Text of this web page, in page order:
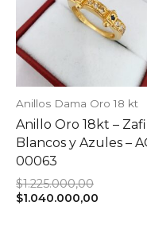
Anillos Dama Oro 18 kt
Anillo Oro 18kt –
Blancos y Azules –
00063
$1.225.000,00El
precio
$1.040.000,00